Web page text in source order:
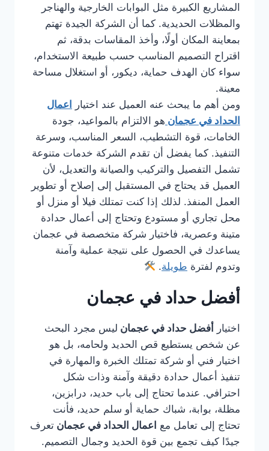
المشاريع الكبيرة مثل البوابات الخارجية والهناجر
والمظلات الحديدية. كما أن الشركة الجيدة تهتم
بمعاينة المكان أولًا، وأخذ المقاسات بدقة، ثم
اقتراح التصميم المناسب حسب طبيعة الاستخدام،
سواء كان الهدف حماية، ديكور، أو استغلال مساحة
معينة.
ومن أهم ما يبحث عنه العميل عند اختيار
اعمال
الحداد في عجمان هو الالتزام بالمواعيد، جودة
الخامات، قوة التشطيب، السعر المناسب، وسرعة
التنفيذ. كما يفضل أن تقدم الشركة خدمات متنوعة
تشمل التفصيل والتركيب والصيانة والتعديل، لأن
العميل قد يحتاج في المستقبل إلى إصلاح أو تطوير
العمل المنفذ. لذلك إذا كنت تمتلك فيلا أو منزل أو
محل تجاري أو مستودع وتحتاج إلى أعمال حدادة
متينة وعصرية، فاختيار شركة متخصصة في عجمان
يساعدك في الحصول على نتيجة عملية وآمنة
وتدوم لفترة طويلة.
أفضل حداد في عجمان
اختيار أفضل حداد في عجمان ليس مجرد البحث
عن شخص يستطيع قص الحديد ولحامه، بل هو
اختيار فني أو شركة تمتلك الخبرة والمهارة في
تنفيذ أعمال حدادة دقيقة وآمنة وذات شكل
احترافي. عندما تحتاج إلى باب حديد، درابزين،
مظلة، بوابة، شباك حماية أو سلم حديد، فأنت
تحتاج إلى تعامل مع اعمال الحداد في عجمان تعرف
جيدًا كيف تجمع بين قوة الحديد وجمال التصميم.